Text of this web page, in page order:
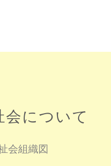
について
会組織図